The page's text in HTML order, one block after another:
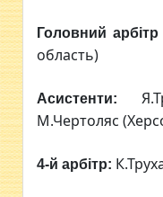
Головний арбітр
область)
Асистенти:
М.Чертоляс
4-й арбітр: